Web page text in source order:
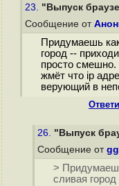
23. "Выпуск
Сообщение от
Придумаешь
город --
просто смешно.
жмёт что ip
верующий в
26. "Выпуск
Сообщение от gg
>
сливая